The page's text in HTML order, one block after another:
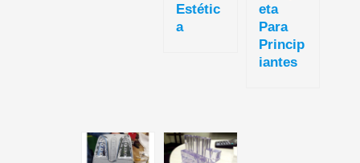
Estétic
A
Eta
Para
Princip
Iantes